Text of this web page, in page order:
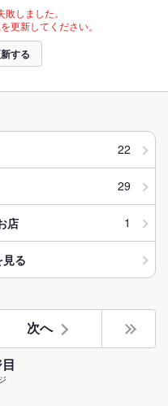
しました。
更新してください。
する
22
29
店 1
る
次へ